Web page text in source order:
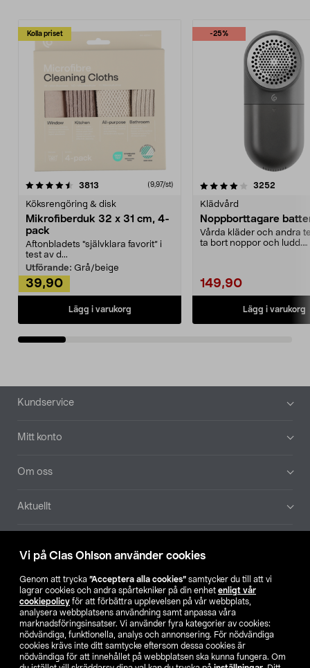
Vi på Clas Ohlson använder cookies
Genom att trycka ”Acceptera alla cookies” samtycker du till att vi
lagrar cookies och andra spårtekniker på din enhet enligt vår
cookiepolicy för att förbättra upplevelsen på vår webbplats,
analysera webbplatsens användning samt anpassa våra
marknadsföringsinsatser. Vi använder fyra kategorier av cookies:
nödvändiga, funktionella, analys och annonsering. För nödvändiga
cookies krävs inte ditt samtycke eftersom dessa cookies är
nödvändiga för att innehållet på webbplatsen ska kunna fungera. Om
Kolla priset
3813 (9,97/st)
Köksrengöring & disk
Mikrofiberduk 32 x 31 cm, 4-
pack
Aftonbladets "självklara favorit” i
test av d...
Utförande: Grå/beige
39,90
Lägg i varukorg
-25%
4.0av 5 stjärnor 3252
Klädvård
Noppborttagare
Vårda kläder och andra
ta bort noppor och ludd.
149,90
Lägg i varukorg
4.5av 5 stjärnor
Sidfot
Kundservice
Mitt konto
Om oss
Aktuellt
Hitta butik
SE NO FI